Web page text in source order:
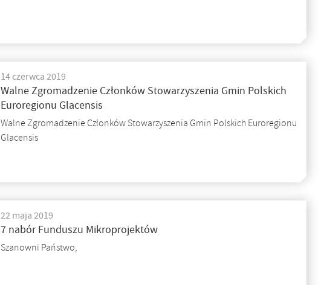
14 czerwca 2019
Walne Zgromadzenie Członków Stowarzyszenia Gmin Polskich
Euroregionu Glacensis
Walne Zgromadzenie Członków Stowarzyszenia Gmin Polskich Euroregionu
Glacensis
22 maja 2019
7 nabór Funduszu Mikroprojektów
Szanowni Państwo,